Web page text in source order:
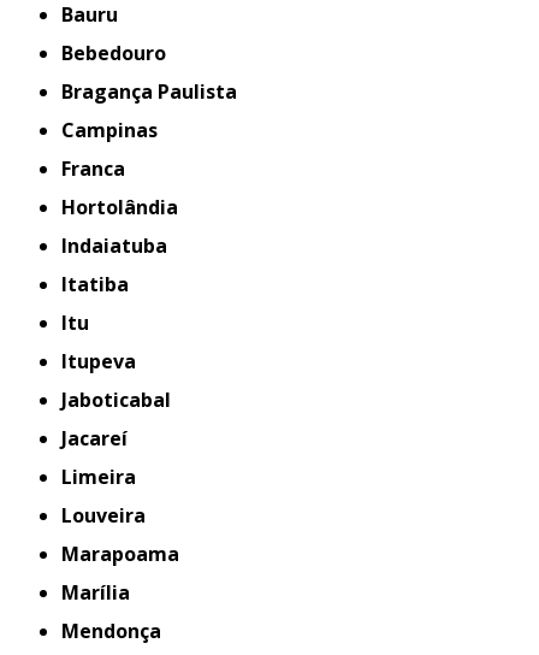
Bauru
Bebedouro
Bragança Paulista
Campinas
Franca
Hortolândia
Indaiatuba
Itatiba
Itu
Itupeva
Jaboticabal
Jacareí
Limeira
Louveira
Marapoama
Marília
Mendonça